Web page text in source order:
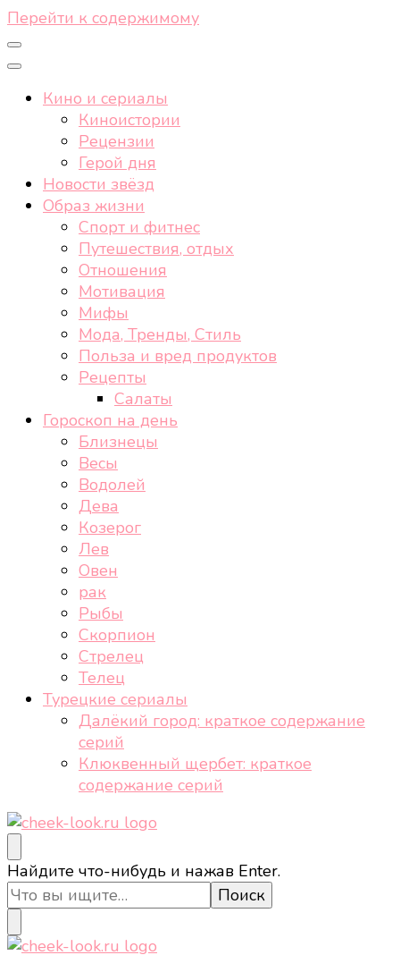
Перейти к содержимому
Кино и сериалы
Киноистории
Рецензии
Герой дня
Новости звёзд
Образ жизни
Спорт и фитнес
Путешествия, отдых
Отношения
Мотивация
Мифы
Мода, Тренды, Стиль
Польза и вред продуктов
Рецепты
Салаты
Гороскоп на день
Близнецы
Весы
Водолей
Дева
Козерог
Лев
Овен
рак
Рыбы
Скорпион
Стрелец
Телец
Турецкие сериалы
Далёкий город: краткое содержание
серий
Клюквенный щербет: краткое
содержание серий
cheek-look.ru
Женский сайт о звездах и кино, а также трендах,
здоровом образе жизни, спорте, стиле, отдыхе и
еде.
Ищите
что-
то?
Найдите что-нибудь и нажав Enter.